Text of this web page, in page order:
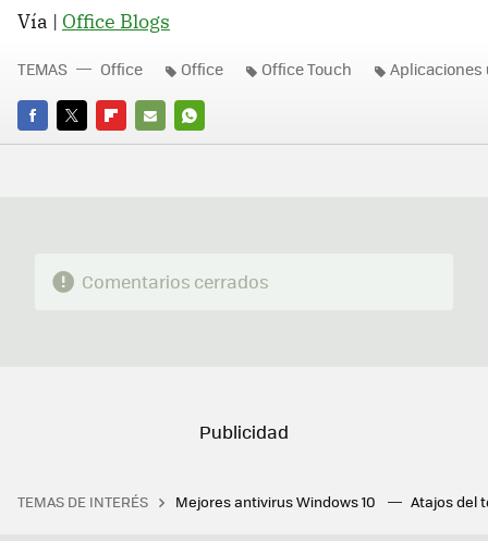
Vía | Office Blogs
FACEBOOK
TWITTERFLIPBOARD
E-
WHATSAPP
TEMAS Office Office Office Touch
Comentarios cerrados
TEMAS DE INTERÉS Mejores antivirus Windows 10 Atajos del